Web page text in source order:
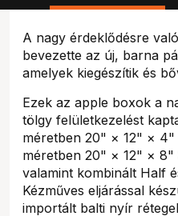
A nagy érdeklődésre
bevezette az új, barna
amelyek kiegészítik és
Ezek az apple boxok a
tölgy felületkezelést
méretben 20" × 12" ×
méretben 20" × 12" ×
valamint kombinált Half
Kézműves eljárással
importált balti nyír